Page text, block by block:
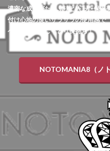
濃密な成分がたっぷりと入った保湿
付け心地の良いサラサラの使用感で
ベタつかずにしっとり長持ち！
NOTOMANIA8（ノ